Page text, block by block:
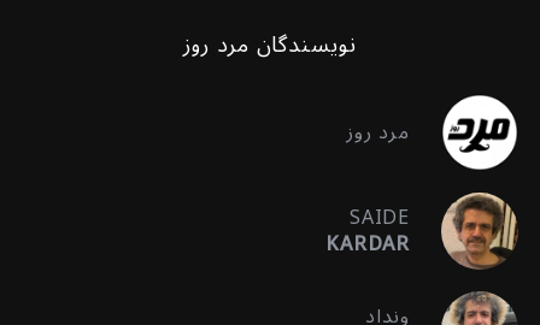
نویسندگان مرد روز
مرد روز
SAIDE
KARDAR
ونداد